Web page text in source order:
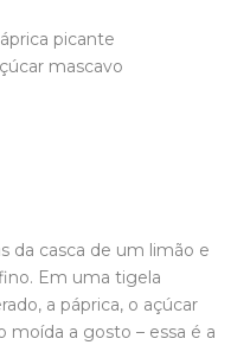
picante
mascavo
da casca de um limão e
Em uma tigela
a páprica, o açúcar
moída a gosto – essa é a